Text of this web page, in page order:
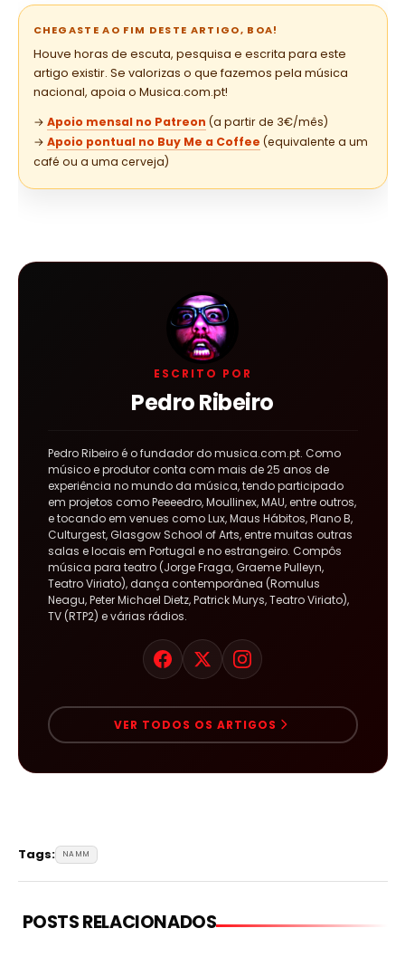
CHEGASTE AO FIM DESTE ARTIGO, BOA!
Houve horas de escuta, pesquisa e escrita para este
artigo existir. Se valorizas o que fazemos pela música
nacional, apoia o Musica.com.pt!
→ Apoio mensal no Patreon (a partir de 3€/mês)
→ Apoio pontual no Buy Me a Coffee (equivalente a um
café ou a uma cerveja)
ESCRITO POR
Pedro Ribeiro
Pedro Ribeiro é o fundador do musica.com.pt. Como
músico e produtor conta com mais de 25 anos de
experiência no mundo da música, tendo participado
em projetos como Peeeedro, Moullinex, MAU, entre outros,
e tocando em venues como Lux, Maus Hábitos, Plano B,
Culturgest, Glasgow School of Arts, entre muitas outras
salas e locais em Portugal e no estrangeiro. Compôs
música para teatro (Jorge Fraga, Graeme Pulleyn,
Teatro Viriato), dança contemporânea (Romulus
Neagu, Peter Michael Dietz, Patrick Murys, Teatro Viriato),
TV (RTP2) e várias rádios.
VER TODOS OS ARTIGOS
Tags: NAMM
POSTS RELACIONADOS